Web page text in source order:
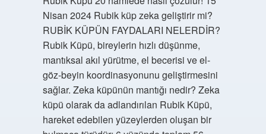
Nisan 2024 Rubik küp zeka geliştirir mi?
RUBİK KÜPÜN FAYDALARI NELERDİR?
Rubik Küpü, bireylerin hızlı düşünme,
mantıksal akıl yürütme, el becerisi ve el-
göz-beyin koordinasyonunu geliştirmesini
sağlar. Zeka küpünün mantığı nedir? Zeka
küpü olarak da adlandırılan Rubik Küpü,
hareket edebilen yüzeylerden oluşan bir